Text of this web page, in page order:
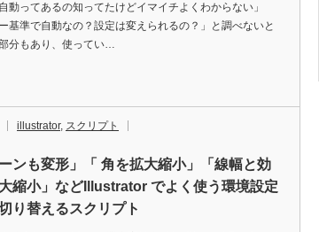
動ってあるの知ってたけどイマイチよくわからない」
ー基準で自動なの？設定は変えられるの？」と調べないと
分もあり、使ってい…
illustrator, スクリプト
ーンも変形」「 角を拡大縮小」「線幅と効
縮小」などIllustrator でよく使う環境設定
り替えるスクリプト